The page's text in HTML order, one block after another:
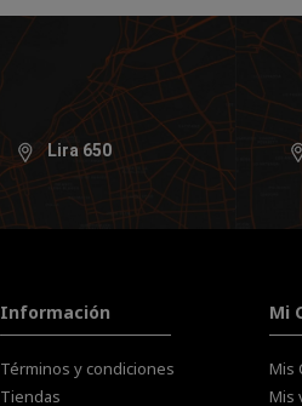
Lira 650
Información
Términos y condiciones
Tiendas
Mi
Mis
Mis